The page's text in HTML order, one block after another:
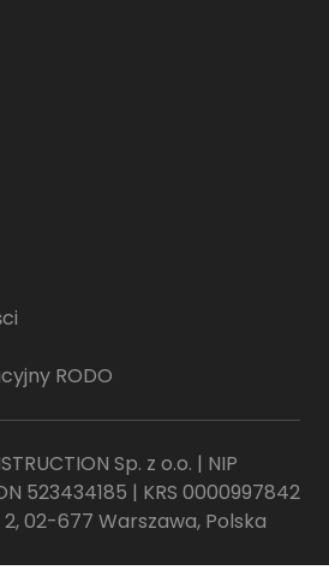
RODO
Sp. z o.o. | NIP
523434185 | KRS 0000997842
02-677 Warszawa, Polska